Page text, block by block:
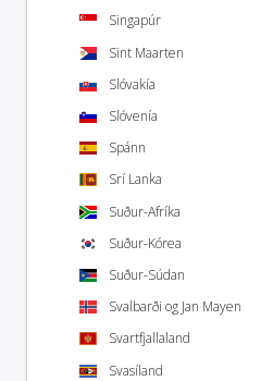
Singapúr
Sint Maarten
Slóvakía
Slóvenía
Spánn
Srí Lanka
Suður-Afríka
Suður-Kórea
Suður-Súdan
Svalbarði og Jan Mayen
Svartfjallaland
Svasíland